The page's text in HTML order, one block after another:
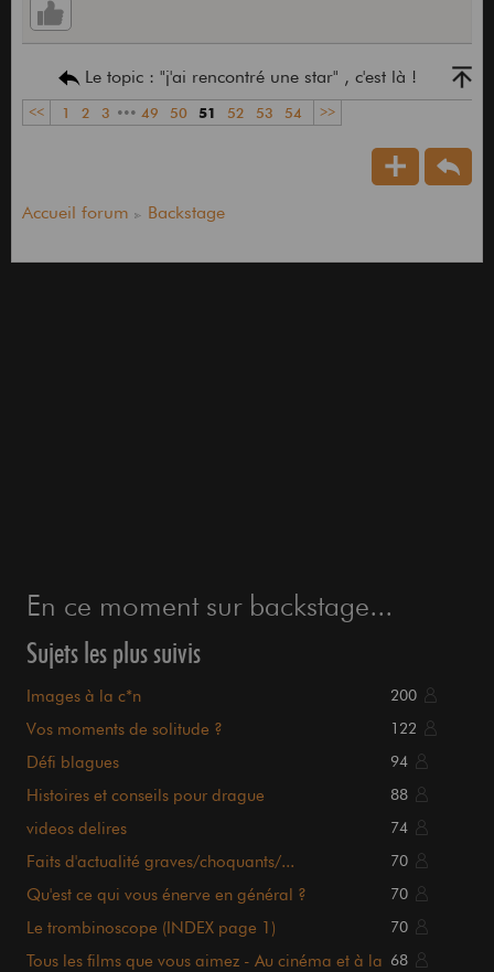
Le topic : "j'ai rencontré une star" , c'est là !
<< 1 2 3 ••• 49 50 51 52 53 54 >>
Accueil forum Backstage
En ce moment sur backstage...
Sujets les plus suivis
Images à la c*n 200
Vos moments de solitude ? 122
Défi blagues 94
Histoires et conseils pour drague 88
videos delires 74
Faits d'actualité graves/choquants/... 70
Qu'est ce qui vous énerve en général ? 70
Le trombinoscope (INDEX page 1) 70
Tous les films que vous aimez - Au cinéma et à la 68